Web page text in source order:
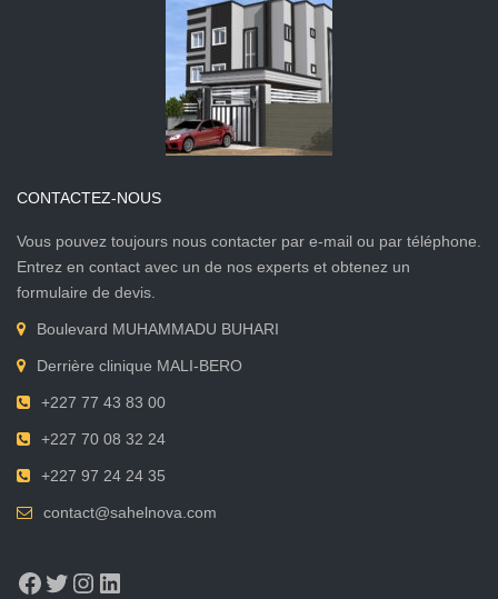
CONTACTEZ-NOUS
Vous pouvez toujours nous contacter par e-mail ou par téléphone.
Entrez en contact avec un de nos experts et obtenez un
formulaire de devis.
Boulevard MUHAMMADU BUHARI
Derrière clinique MALI-BERO
+227 77 43 83 00
+227 70 08 32 24
+227 97 24 24 35
contact@sahelnova.com
Facebook
Twitter
Instagram
LinkedIn